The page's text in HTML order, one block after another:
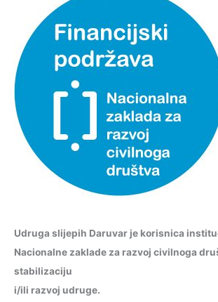
Udruga slijepih Daruvar je korisnica
Nacionalne zaklade za razvoj civilnoga
stabilizaciju
i/ili razvoj udruge.